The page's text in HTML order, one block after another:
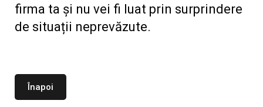
firma ta și nu vei fi luat prin surprindere
de situații neprevăzute.
Înapoi